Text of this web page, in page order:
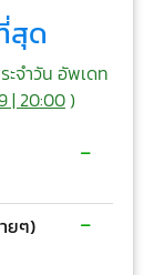
สุด
จำวัน อัพเดท
| 20:00)
-
ยๆ) -